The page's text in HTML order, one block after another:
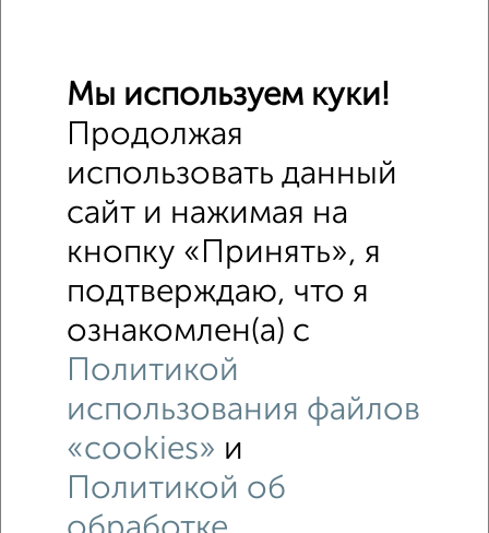
Складское помещение, 340 м²
₽ в месяц
Собственник, 19.04.2021
Мы используем куки!
Продолжая
использовать данный
сайт и нажимая на
кнопку «Принять», я
подтверждаю, что я
ознакомлен(а) с
Политикой
использования файлов
«cookies» и
Политикой об